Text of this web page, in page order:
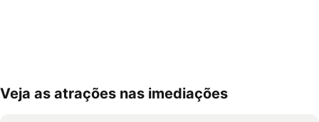
Ampliar mapa
Veja as atrações nas imediações